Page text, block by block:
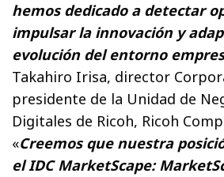
hemos dedicado a detectar
impulsar la innovación y
evolución del entorno
Takahiro Irisa, director
presidente de la Unidad de
Digitales de Ricoh, Ricoh
«Creemos que nuestra
el IDC MarketScape: